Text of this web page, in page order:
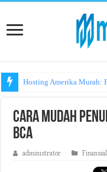
Hosting Amerika Murah:
Cara Mudah
BCA
administrator Finansial